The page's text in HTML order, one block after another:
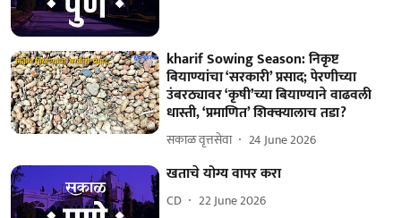
kharif Sowing Season: निकृष्ट
बियाण्यांचा ‘सरकारी’ प्रसाद; पेरणीच्या
उंबरठ्यावर ‘कृषी’च्या बियाण्याने वाढवली
धास्ती, ‘प्रमाणित’ शिक्क्यालाच तडा?
सकाळ वृत्तसेवा 24 June 2026
खताचे योग्य वापर करा
CD 22 June 2026